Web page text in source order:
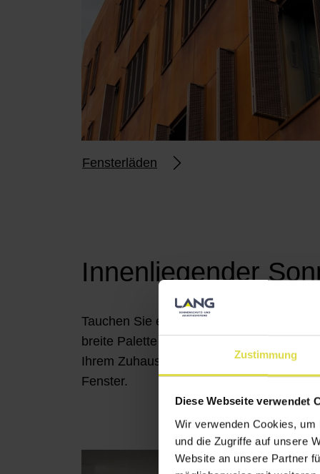
Zustimmung
Diese Webseite verwendet
Wir verwenden Cookies,
und die Zugriffe auf unsere
Website an unsere Partner
Fensterläden
Innenliegender
Tauchen Sie ein in unsere Auswahl von
breite Palette an Designs, Farben und
Ihrem Zuhause zu gestalten.
Fenster.